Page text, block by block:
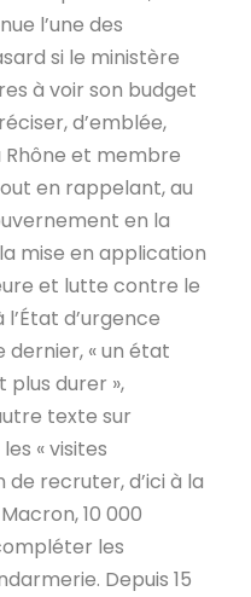
l’une des
si le ministère
à voir son budget
d’emblée,
Rhône et membre
en rappelant, au
en la
mise en application
et lutte contre le
d’urgence
dernier, « un état
durer »,
texte sur
« visites
recruter, d’ici à la
10 000
les
Depuis 15